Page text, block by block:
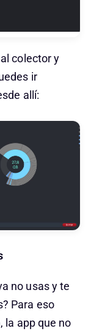
colector y
ir
allí:
no usas y te
Para eso
la app que no